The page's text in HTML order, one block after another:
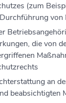
(zum
von
die von
an
beabsichtigten